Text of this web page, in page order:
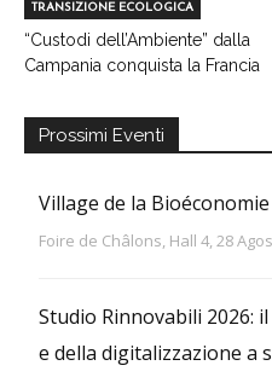
TRANSIZIONE ECOLOGICA
“Custodi dell’Ambiente” dalla
Campania conquista la Francia
Prossimi Eventi
Village de la Bioéconomie
Foire de Châlons, Hall 4, 28
Studio Rinnovabili 2026:
e della digitalizzazione a